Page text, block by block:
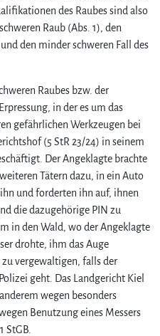
des Raubes sind also
Raub (Abs. 1), den
den minder schweren Fall des
Raubes bzw. der
in der es um das
gefährlichen Werkzeugen bei
(5 StR 23/24) in seinem
Der Angeklagte brachte
Tätern dazu, in ein Auto
und forderten ihn auf, ihnen
die dazugehörige PIN zu
in den Wald, wo der Angeklagte
drohte, ihm das Auge
zu vergewaltigen, falls der
geht. Das Landgericht Kiel
wegen besonders
Benutzung eines Messers
StGB.